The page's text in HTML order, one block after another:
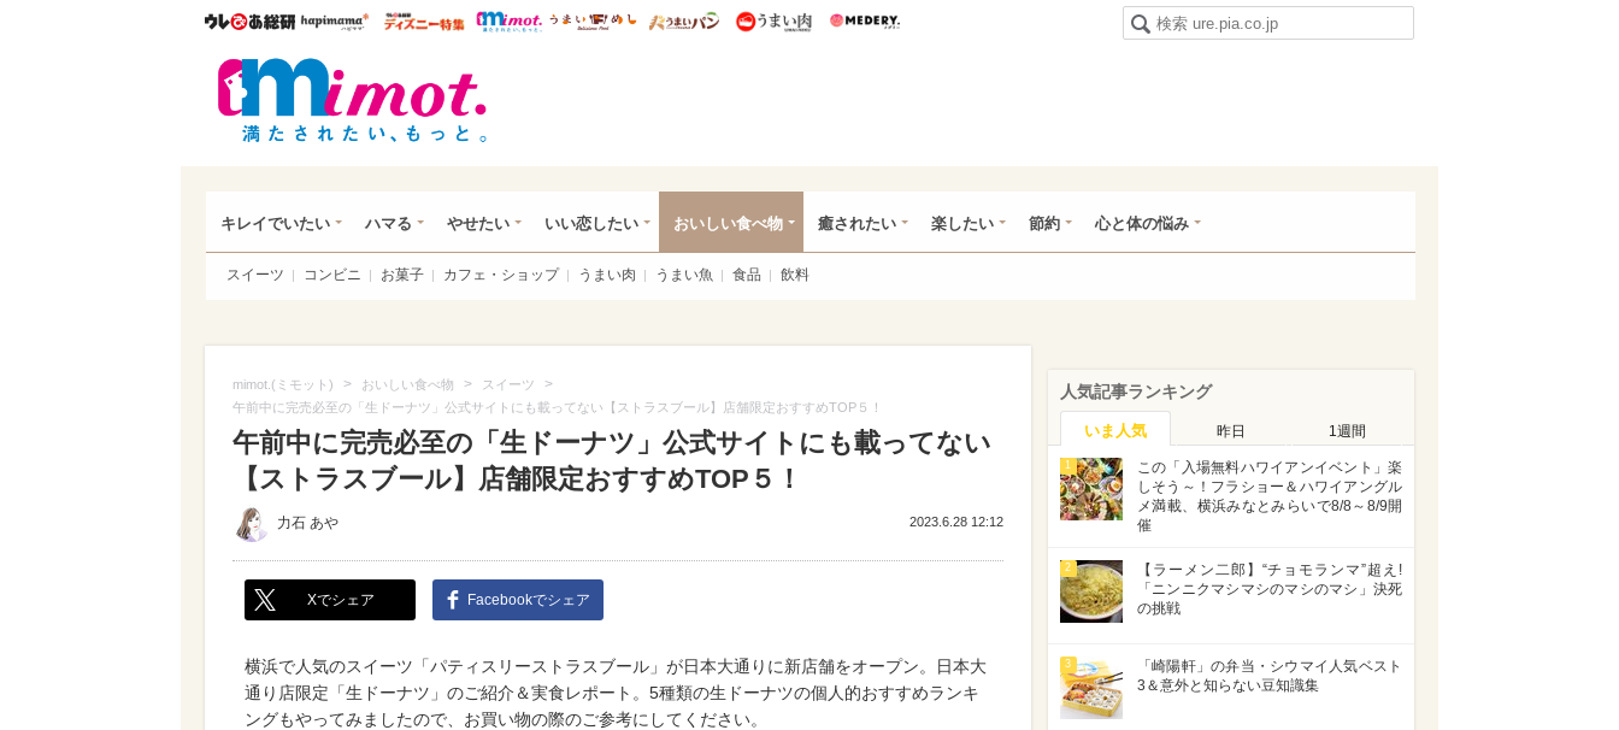
ウレぴあ総研ハピママ* ウレぴあ総研 ディズニー特集
mimot. うまいめし うまいパン うまい肉
キレイでいたい ハマる やせたい いい恋したい おいしい食べ物 癒されたい 楽したい 節約 心と体の悩み
スイーツ コンビニ お菓子 カフェ・ショップ うまい肉 うまい魚 食品 飲料
mimot.(ミモット) > おいしい食べ物 > スイーツ >
午前中に完売必至の「生ドーナツ」公式サイトにも載ってない【ストラスブール】店舗限定おすすめTOP５！
午前中に完売必至の「生ドーナツ」公式サイトにも載ってない
【ストラスブール】店舗限定おすすめTOP５！
力石 あや 2023.6.28 12:12
Xでシェア Facebookでシェア
横浜で人気のスイーツ「パティスリーストラスブール」が日本大通りに新店舗をオープン。日本大
通り店限定「生ドーナツ」のご紹介＆実食レポート。5種類の生ドーナツの個人的おすすめランキ
ングもやってみましたので、お買い物の際のご参考にしてください。
人気記事ランキング
いま人気 昨日 1週間
1
この「入場無料ハワイアンイベント」楽
しそう～！フラショー＆ハワイアングル
メ満載、横浜みなとみらいで8/8～8/9開
催
2
【ラーメン二郎】“チョモランマ”超え!
「ニンニクマシマシのマシのマシ」決死
の挑戦
3
「崎陽軒」の弁当・シウマイ人気ベスト
3＆意外と知らない豆知識集